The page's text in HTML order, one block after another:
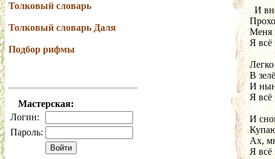
Толковый словарь
Толковый словарь Даля
Подбор рифмы
Мастерская:
Логин:
Пароль:
­И
Меня
Я всё
Легко
В
И
Я всё
И
Ах,
Я всё